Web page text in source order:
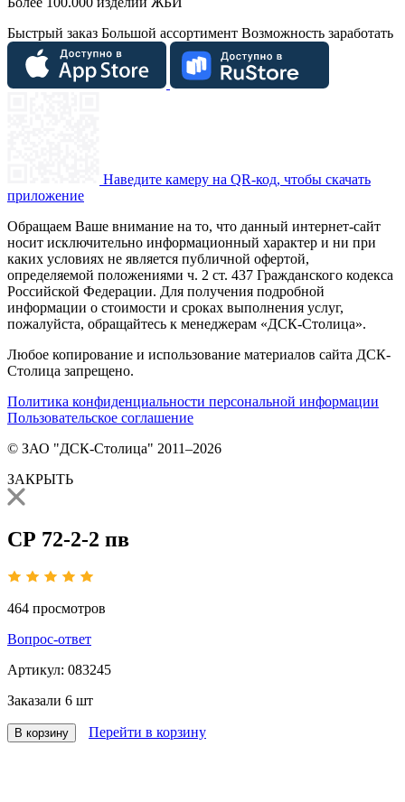
Быстрый заказ Большой ассортимент Возможность заработать
Наведите камеру на QR-код, чтобы скачать
приложение
Обращаем Ваше внимание на то, что данный интернет-сайт
носит исключительно информационный характер и ни при
каких условиях не является публичной офертой,
определяемой положениями ч. 2 ст. 437 Гражданского кодекса
Российской Федерации. Для получения подробной
информации о стоимости и сроках выполнения услуг,
пожалуйста, обращайтесь к менеджерам «ДСК-Столица».
Любое копирование и использование материалов сайта ДСК-
Столица запрещено.
Политика конфиденциальности персональной информации
Пользовательское соглашение
© ЗАО "ДСК-Столица" 2011–2026
ЗАКРЫТЬ
СР 72-2-2 пв
464 просмотров
Вопрос-ответ
Артикул: 083245
Заказали 6 шт
В корзину Перейти в корзину